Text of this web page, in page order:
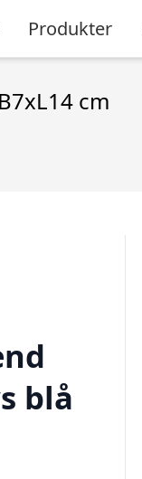
Produkter
cm
blå